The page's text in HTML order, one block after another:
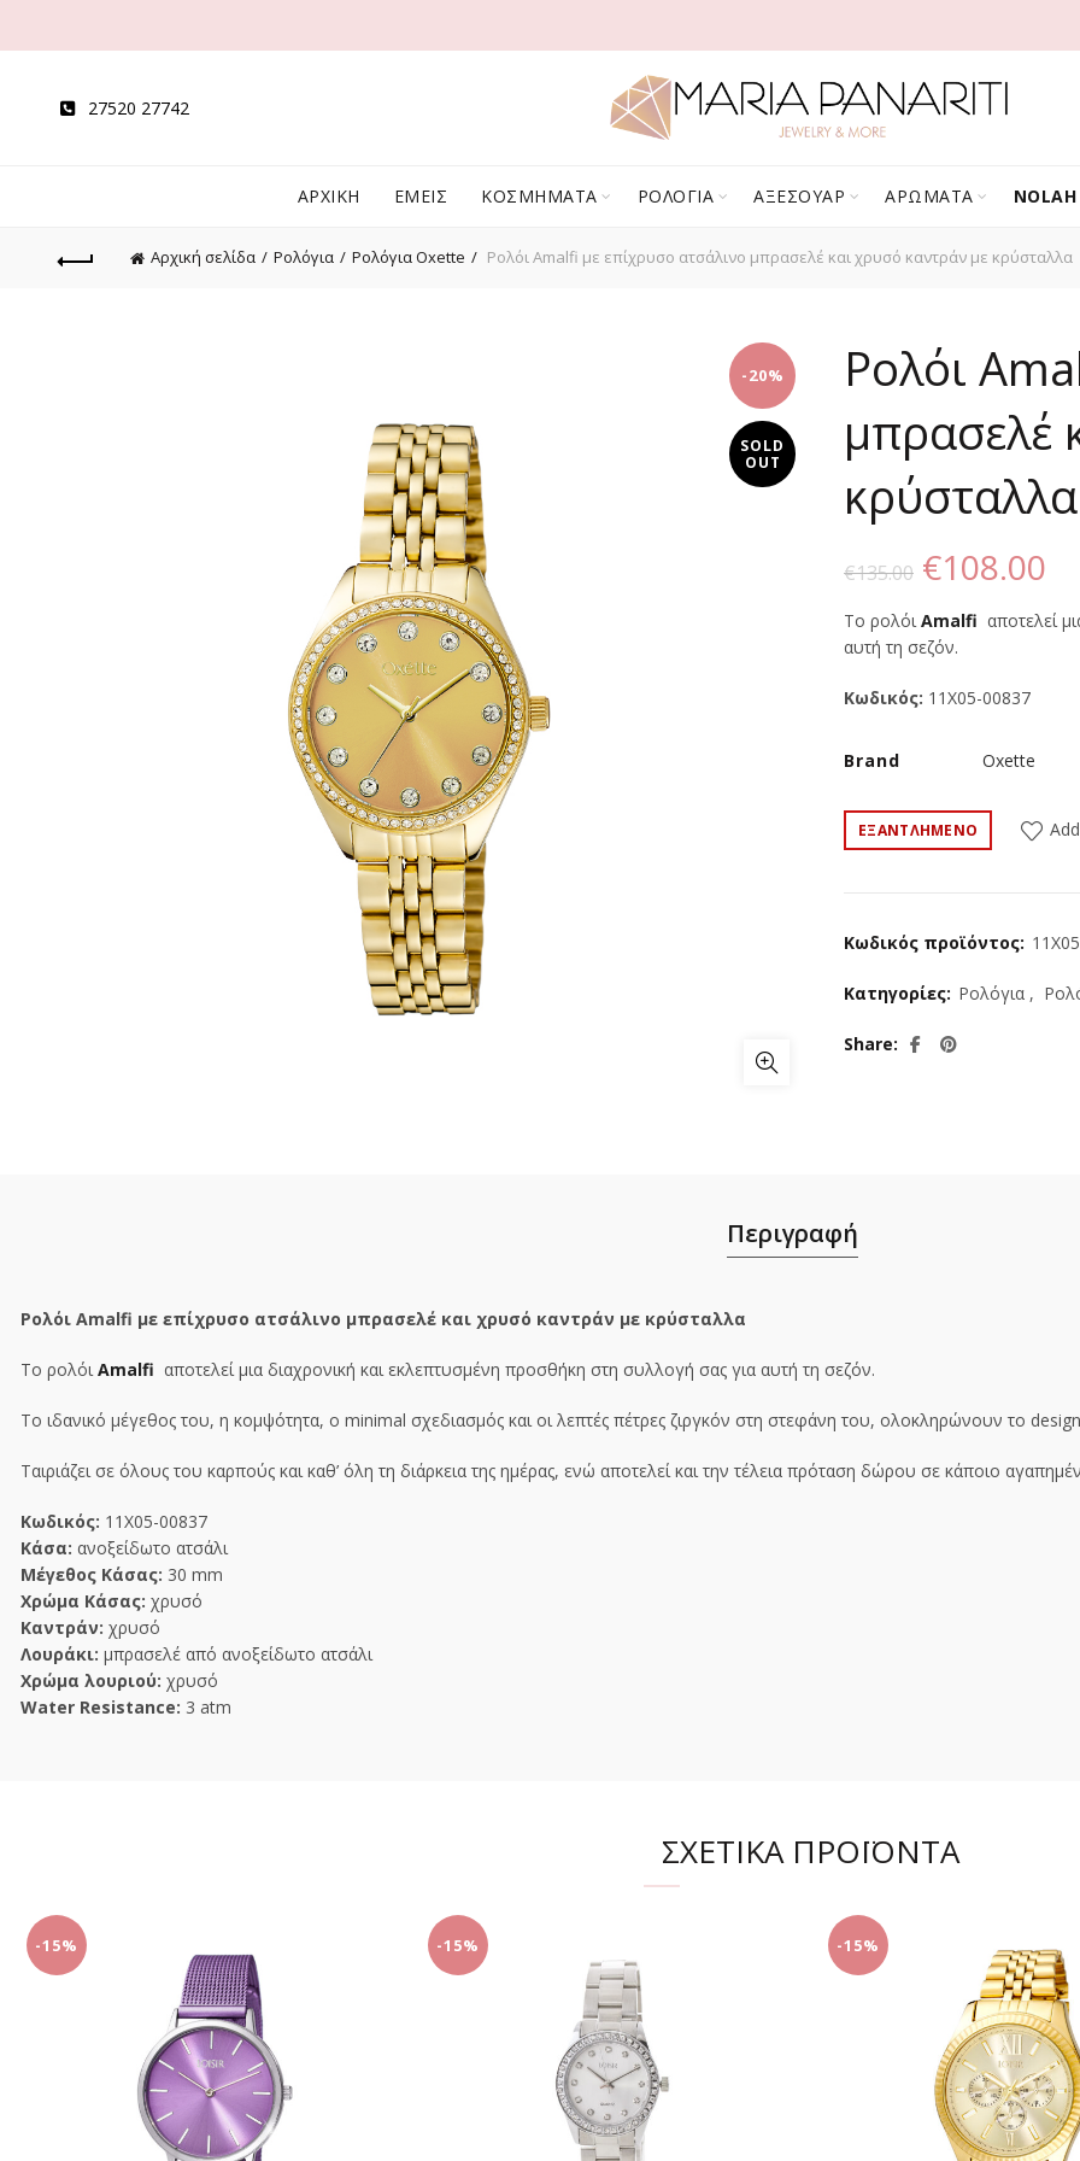
27520 27742
ΑΡΧΙΚΗ ΕΜΕΙΣ ΚΟΣΜΗΜΑΤΑ ΡΟΛΟΓΙΑ ΑΞΕΣΟΥΑΡ ΑΡΩΜΑΤΑ NOLAH
Αρχική σελίδα Ρολόγια Ρολόγια Oxette Ρολόι Amalfi με επίχρυσο ατσάλινο μπρασελέ και χρυσό καντράν με κρύσταλλα
-20%
SOLD
OUT
Ρολόι
μπρασελέ
κρύσταλλα
€135.00 Original
price
was:
€108.00
Το ρολόιAmalfi αποτελεί
αυτή τη σεζόν.
Κωδικός: 11X05-00837
Brand Oxette
ΕΞΑΝΤΛΗΜΈΝΟ
Κωδικός προϊόντος:
Κατηγορίες: Ρολόγια ,
Share
Περιγραφή
Ρολόι Amalfi με επίχρυσο ατσάλινο μπρασελέ και χρυσό καντράν με κρύσταλλα
Το ρολόιAmalfi αποτελεί μια διαχρονική και εκλεπτυσμένη προσθήκη στη συλλογή σας για αυτή τη σεζόν.
Το ιδανικό μέγεθος του, η κομψότητα, ο minimal σχεδιασμός και οι λεπτές πέτρες ζιργκόν στη στεφάνη του, ολοκληρώνουν το design
Ταιριάζει σε όλους του καρπούς και καθ’ όλη τη διάρκεια της ημέρας, ενώ αποτελεί και την τέλεια πρόταση δώρου σε κάποιο
Κωδικός: 11X05-00837
Κάσα: ανοξείδωτο ατσάλι
Μέγεθος Κάσας: 30 mm
Χρώμα Κάσας: χρυσό
Καντράν: χρυσό
Λουράκι: μπρασελέ από ανοξείδωτο ατσάλι
Χρώμα λουριού: χρυσό
Water Resistance: 3 atm
ΣΧΕΤΙΚΆ ΠΡΟΪΌΝΤΑ
-15% -15% -15%